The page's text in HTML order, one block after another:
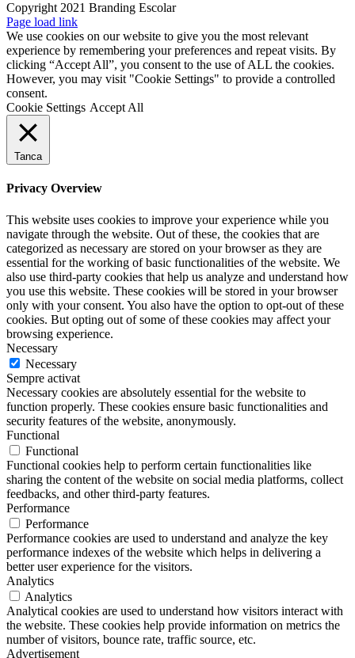
Copyright 2021 Branding Escolar
X
Instagram
LinkedIn
YouTube
Email:
Facebook
Page load link
We use cookies on our website to give you the most relevant
experience by remembering your preferences and repeat visits. By
clicking “Accept All”, you consent to the use of ALL the cookies.
However, you may visit "Cookie Settings" to provide a controlled
consent.
Cookie Settings Accept All
Tanca
Privacy Overview
This website uses cookies to improve your experience while you
navigate through the website. Out of these, the cookies that are
categorized as necessary are stored on your browser as they are
essential for the working of basic functionalities of the website. We
also use third-party cookies that help us analyze and understand how
you use this website. These cookies will be stored in your browser
only with your consent. You also have the option to opt-out of these
cookies. But opting out of some of these cookies may affect your
browsing experience.
Necessary
Necessary
Sempre activat
Necessary cookies are absolutely essential for the website to
function properly. These cookies ensure basic functionalities and
security features of the website, anonymously.
Functional
Functional
Functional cookies help to perform certain functionalities like
sharing the content of the website on social media platforms, collect
feedbacks, and other third-party features.
Performance
Performance
Performance cookies are used to understand and analyze the key
performance indexes of the website which helps in delivering a
better user experience for the visitors.
Analytics
Analytics
Analytical cookies are used to understand how visitors interact with
the website. These cookies help provide information on metrics the
number of visitors, bounce rate, traffic source, etc.
Advertisement